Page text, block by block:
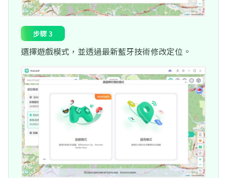
步驟 3
選擇遊戲模式，並透過最新藍牙技術修改定位。